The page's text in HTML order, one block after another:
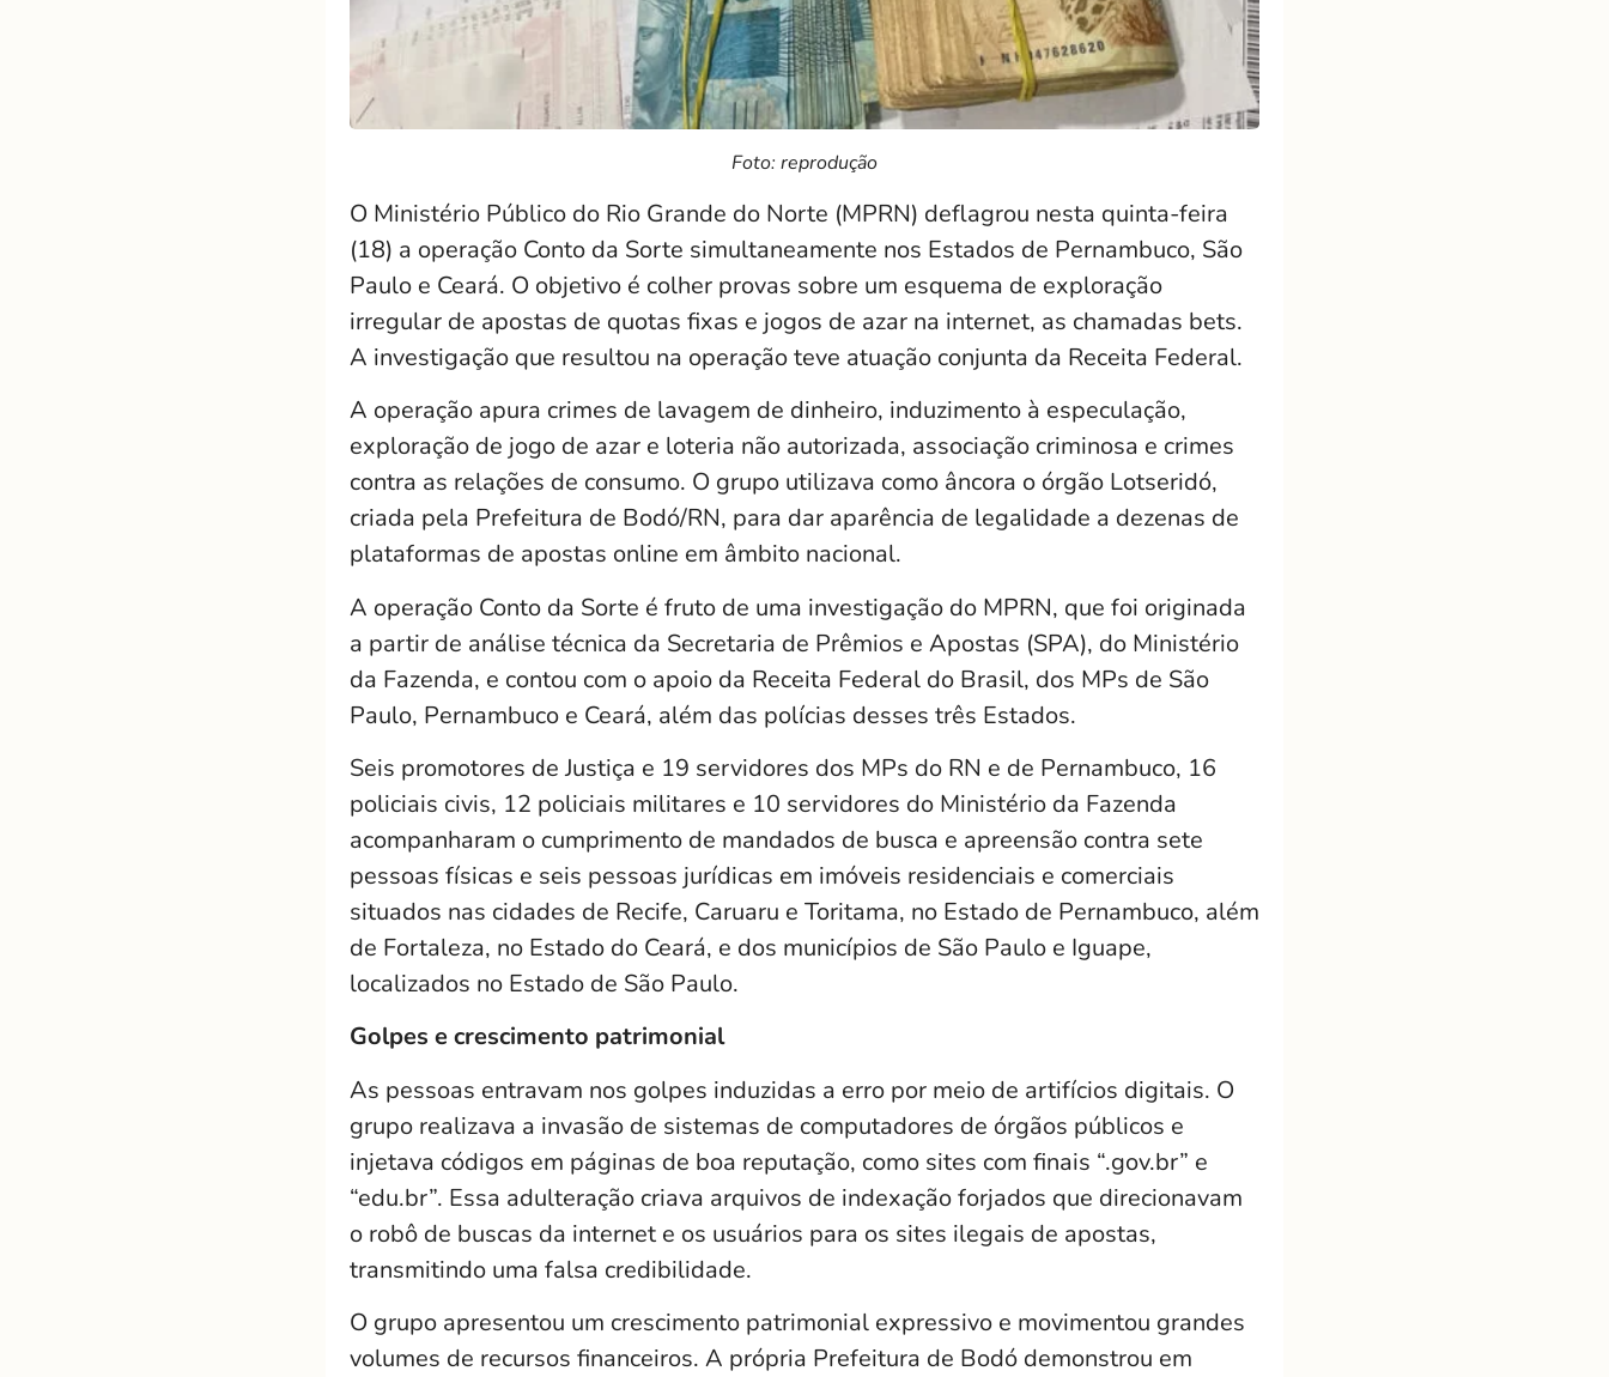
Foto: reprodução
O Ministério Público do Rio Grande do Norte (MPRN) deflagrou nesta quinta-feira
(18) a operação Conto da Sorte simultaneamente nos Estados de Pernambuco, São
Paulo e Ceará. O objetivo é colher provas sobre um esquema de exploração
irregular de apostas de quotas fixas e jogos de azar na internet, as chamadas bets.
A investigação que resultou na operação teve atuação conjunta da Receita Federal.
A operação apura crimes de lavagem de dinheiro, induzimento à especulação,
exploração de jogo de azar e loteria não autorizada, associação criminosa e crimes
contra as relações de consumo. O grupo utilizava como âncora o órgão Lotseridó,
criada pela Prefeitura de Bodó/RN, para dar aparência de legalidade a dezenas de
plataformas de apostas online em âmbito nacional.
A operação Conto da Sorte é fruto de uma investigação do MPRN, que foi originada
a partir de análise técnica da Secretaria de Prêmios e Apostas (SPA), do Ministério
da Fazenda, e contou com o apoio da Receita Federal do Brasil, dos MPs de São
Paulo, Pernambuco e Ceará, além das polícias desses três Estados.
Seis promotores de Justiça e 19 servidores dos MPs do RN e de Pernambuco, 16
policiais civis, 12 policiais militares e 10 servidores do Ministério da Fazenda
acompanharam o cumprimento de mandados de busca e apreensão contra sete
pessoas físicas e seis pessoas jurídicas em imóveis residenciais e comerciais
situados nas cidades de Recife, Caruaru e Toritama, no Estado de Pernambuco, além
de Fortaleza, no Estado do Ceará, e dos municípios de São Paulo e Iguape,
localizados no Estado de São Paulo.
Golpes e crescimento patrimonial
As pessoas entravam nos golpes induzidas a erro por meio de artifícios digitais. O
grupo realizava a invasão de sistemas de computadores de órgãos públicos e
injetava códigos em páginas de boa reputação, como sites com finais “.gov.br” e
“edu.br”. Essa adulteração criava arquivos de indexação forjados que direcionavam
o robô de buscas da internet e os usuários para os sites ilegais de apostas,
transmitindo uma falsa credibilidade.
O grupo apresentou um crescimento patrimonial expressivo e movimentou grandes
volumes de recursos financeiros. A própria Prefeitura de Bodó demonstrou em